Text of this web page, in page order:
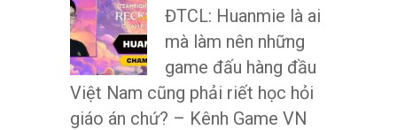
ĐTCL: Huanmie là ai
mà làm nên những
game đấu hàng đầu
Việt Nam cũng phải riết học hỏi
giáo án chứ? – Kênh Game VN